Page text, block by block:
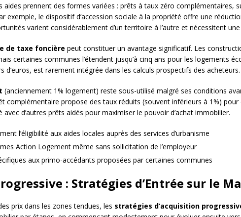
aides prennent des formes variées : prêts à taux zéro complémentaires,
exemple, le dispositif d’accession sociale à la propriété offre une
varient considérablement d’un territoire à l’autre et nécessitent
de taxe foncière peut constituer un avantage significatif. Les
certaines communes l’étendent jusqu’à cinq ans pour les logements
d’euros, est rarement intégrée dans les calculs prospectifs des acheteurs.
(anciennement 1% logement) reste sous-utilisé malgré ses conditions
complémentaire propose des taux réduits (souvent inférieurs à 1%)
d’autres prêts aidés pour maximiser le pouvoir d’achat immobilier.
l’éligibilité aux aides locales auprès des services d’urbanisme
Action Logement même sans sollicitation de l’employeur
aux primo-accédants proposées par certaines communes
: Stratégies d’Entrée sur le
prix dans les zones tendues, les stratégies d’acquisition